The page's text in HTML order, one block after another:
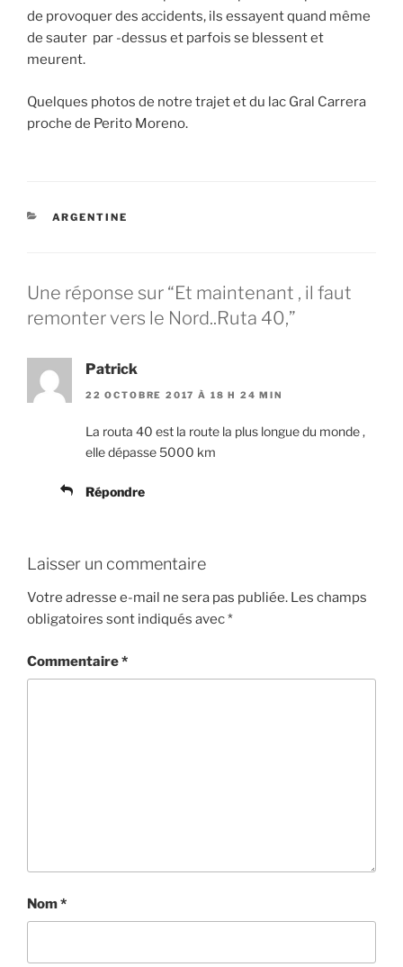
de provoquer des accidents, ils essayent quand même
de sauter par -dessus et parfois se blessent et
meurent.
Quelques photos de notre trajet et du lac Gral Carrera
proche de Perito Moreno.
CATÉGORIES
ARGENTINE
Une réponse sur “Et maintenant , il faut
remonter vers le Nord..Ruta 40,”
Patrick
22 OCTOBRE 2017 À 18 H 24 MIN
La routa 40 est la route la plus longue du monde ,
elle dépasse 5000 km
Répondre
Laisser un commentaire
Votre adresse e-mail ne sera pas publiée. Les champs
obligatoires sont indiqués avec*
Commentaire*
Nom*